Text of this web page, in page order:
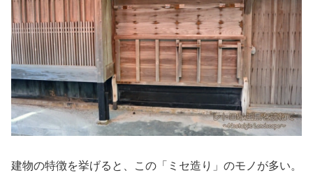
建物の特徴を挙げると、この「ミセ造り」のモノが多い。